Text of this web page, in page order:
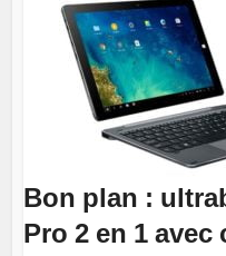
Bon plan :
Pro 2 en 1 avec